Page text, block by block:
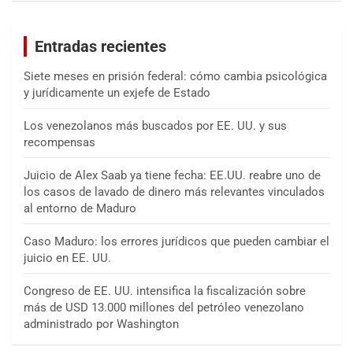
Entradas recientes
Siete meses en prisión federal: cómo cambia psicológica
y jurídicamente un exjefe de Estado
Los venezolanos más buscados por EE. UU. y sus
recompensas
Juicio de Alex Saab ya tiene fecha: EE.UU. reabre uno de
los casos de lavado de dinero más relevantes vinculados
al entorno de Maduro
Caso Maduro: los errores jurídicos que pueden cambiar el
juicio en EE. UU.
Congreso de EE. UU. intensifica la fiscalización sobre
más de USD 13.000 millones del petróleo venezolano
administrado por Washington